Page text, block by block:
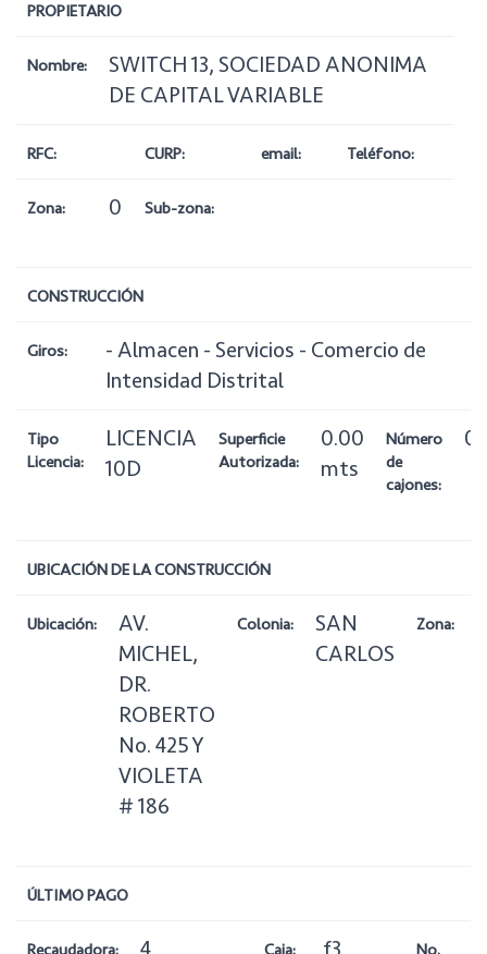
PROPIETARIO
Nombre:
SWITCH 13, SOCIEDAD ANONIMA
DE CAPITAL VARIABLE
RFC: CURP: email: Teléfono:
Zona: 0 Sub-zona:
CONSTRUCCIÓN
Giros:
- Almacen - Servicios - Comercio de
Intensidad Distrital
Tipo
Licencia:
LICENCIA
10D
Superficie
Autorizada:
0.00
mts
Número
de
cajones:
0
UBICACIÓN DE LA CONSTRUCCIÓN
Ubicación:
AV.
MICHEL,
DR.
ROBERTO
No. 425 Y
VIOLETA
# 186
Colonia:
SAN
CARLOS
Zona:
ÚLTIMO PAGO